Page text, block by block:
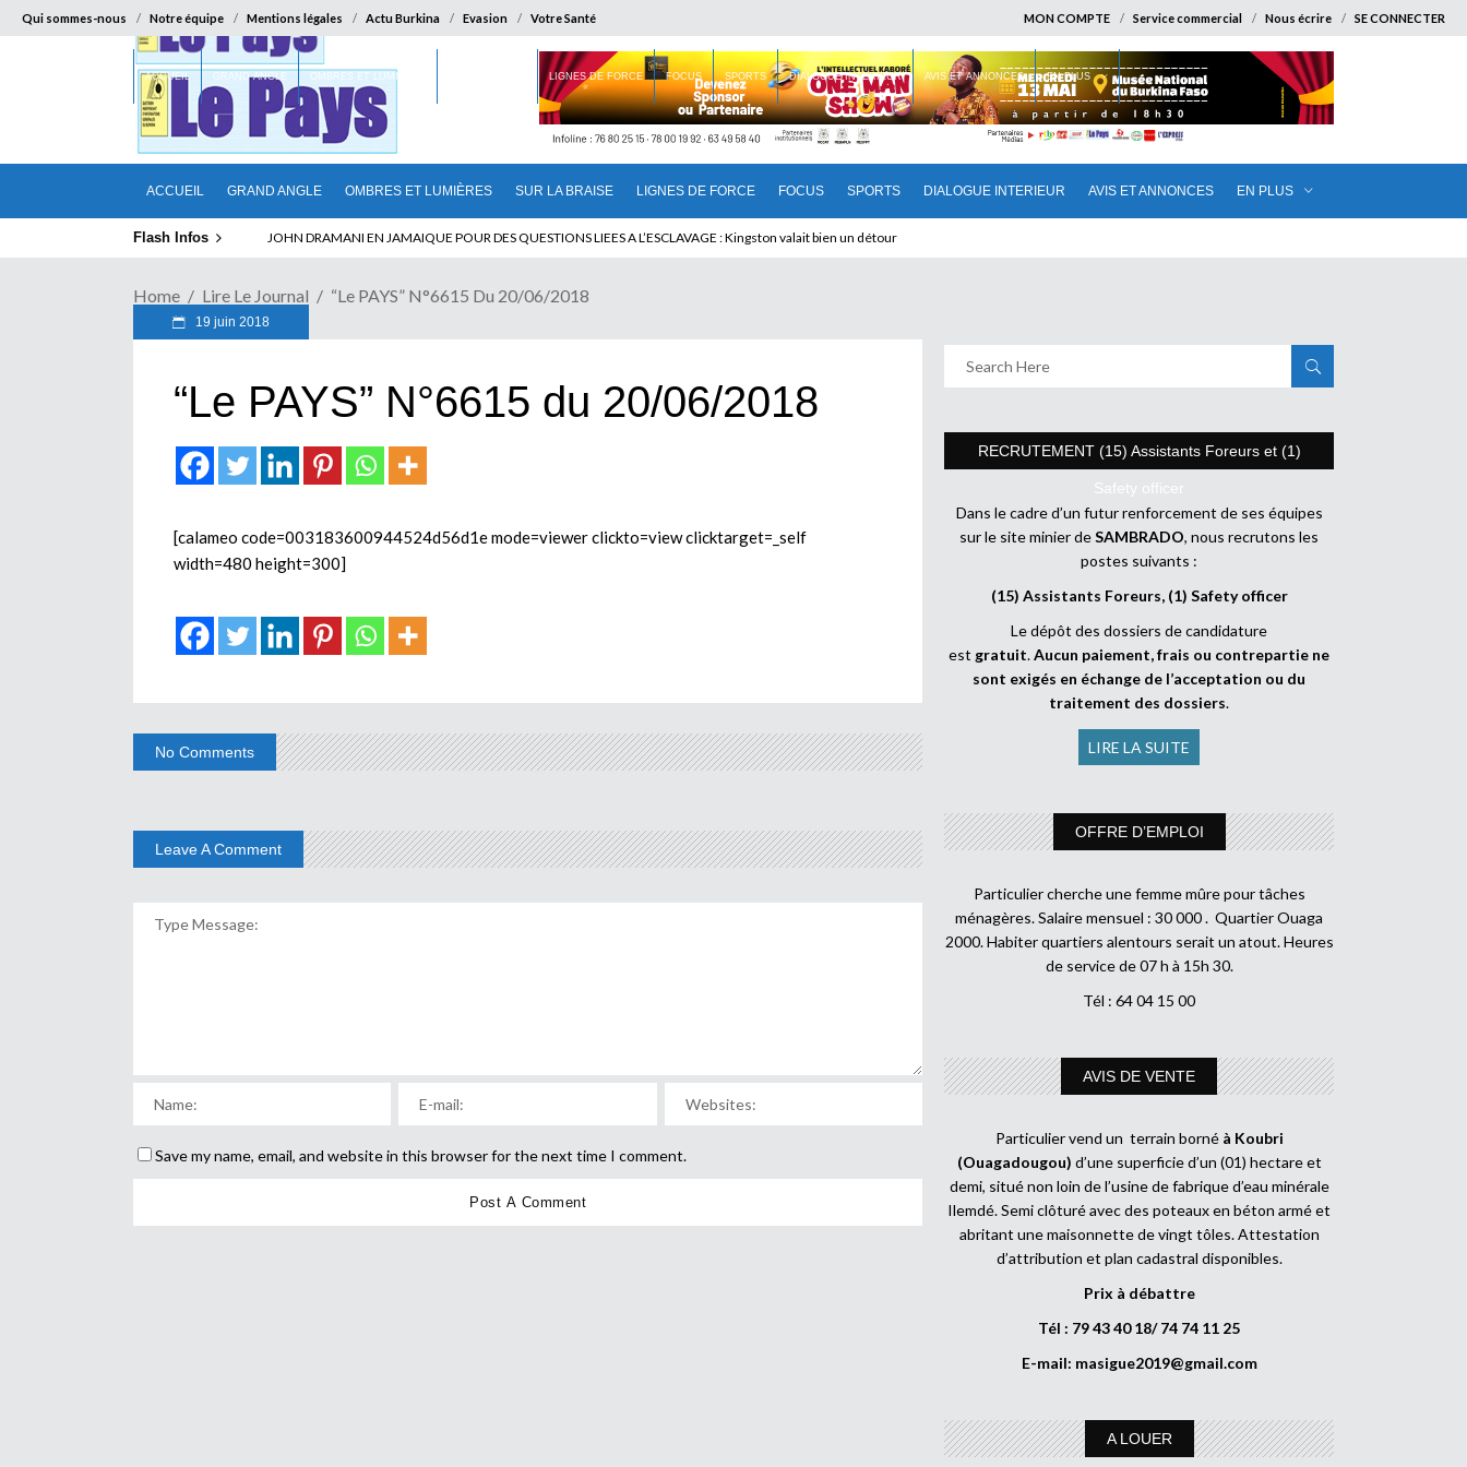
Qui sommes-nous Notre équipe Mentions légales Actu Burkina Evasion Votre Santé MON COMPTE Service commercial Nous écrire SE CONNECTER
ACCUEIL GRAND ANGLE OMBRES ET LUMIÈRES SUR LA BRAISE LIGNES DE FORCE FOCUS SPORTS DIALOGUE INTERIEUR AVIS ET ANNONCES EN PLUS
ACCUEIL GRAND ANGLE OMBRES ET LUMIÈRES LIGNES DE FORCE FOCUS SPORTS DIALOGUE INTERIEUR AVIS ET ANNONCES EN PLUS
Flash Infos ELECTION DE TALON A LA TETE DU SENAT BENINOIS : Quand Patrice quitte le pouvoir sans partir !
Home Lire Le Journal “Le PAYS” N°6615 Du 20/06/2018
19 juin 2018
“Le PAYS” N°6615 du 20/06/2018
[calameo code=003183600944524d56d1e mode=viewer clickto=view clicktarget=_self
width=480 height=300]
No Comments
Leave A Comment
Save my name, email, and website in this browser for the next time I comment.
RECRUTEMENT (15) Assistants Foreurs et (1)
Safety officer
Dans le cadre d’un futur renforcement de ses équipes
sur le site minier deSAMBRADO, nous recrutons les
postes suivants :
(15) Assistants Foreurs, (1) Safety officer
Le dépôt des dossiers de candidature
est gratuit.Aucun paiement, frais ou contrepartie ne
sont exigés en échange de l’acceptation ou du
traitement des dossiers.
LIRE LA SUITE
OFFRE D’EMPLOI
Particulier cherche une femme mûre pour tâches
ménagères. Salaire mensuel : 30 000 . Quartier Ouaga
2000. Habiter quartiers alentours serait un atout. Heures
de service de 07 h à 15h 30.
Tél : 64 04 15 00
AVIS DE VENTE
Particulier vend un terrain borné à Koubri
(Ouagadougou) d’une superficie d’un (01) hectare et
demi, situé non loin de l’usine de fabrique d’eau minérale
Ilemdé. Semi clôturé avec des poteaux en béton armé et
abritant une maisonnette de vingt tôles. Attestation
d’attribution et plan cadastral disponibles.
Prix à débattre
Tél : 79 43 40 18/ 74 74 11 25
E-mail: masigue2019@gmail.com
A LOUER